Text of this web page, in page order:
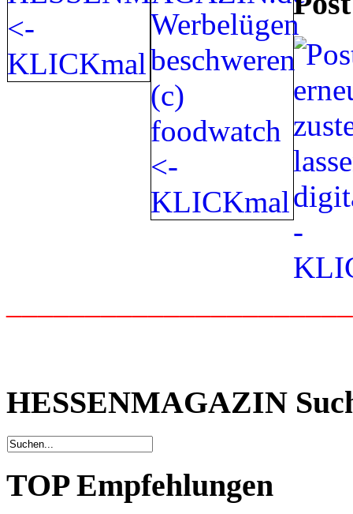
HESSENMAGAZIN
TOP Empfehlungen